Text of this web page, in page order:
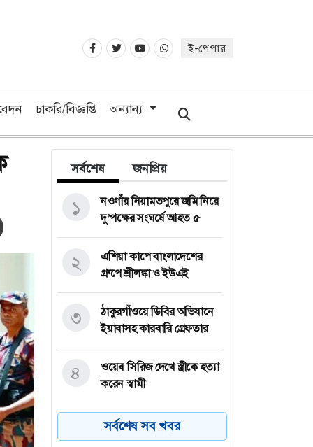
ই-পেপার
চাকরি/বিজ্ঞপ্তি অন্যান্য
সর্বশেষ জনপ্রিয়
নওগাঁর নিয়ামতপুরে জমি নিয়ে
দু’পক্ষের সংঘর্ষে আহত ৫
১
এশিয়া কাপে বাংলাদেশের
গ্রুপে শ্রীলঙ্কা ও ইউএই
২
ঠাকুরগাঁওয়ে ডিবির অভিযানে
ইয়াবাসহ কারবারি গ্রেফতার
৩
ওয়েব সিরিজ দেখে স্ত্রীকে হত্যা
করেন স্বামী
৪
ইন্টারভিউ দিতে যাওয়ার আগে
যে মৌলিক প্রশ্নগুলো জানা
সর্বশেষ সব খবর